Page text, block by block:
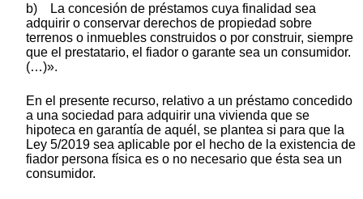
b) La concesión de préstamos cuya finalidad sea
adquirir o conservar derechos de propiedad sobre
terrenos o inmuebles construidos o por construir, siempre
que el prestatario, el fiador o garante sea un consumidor.
(…)».
En el presente recurso, relativo a un préstamo concedido
a una sociedad para adquirir una vivienda que se
hipoteca en garantía de aquél, se plantea si para que la
Ley 5/2019 sea aplicable por el hecho de la existencia de
fiador persona física es o no necesario que ésta sea un
consumidor.